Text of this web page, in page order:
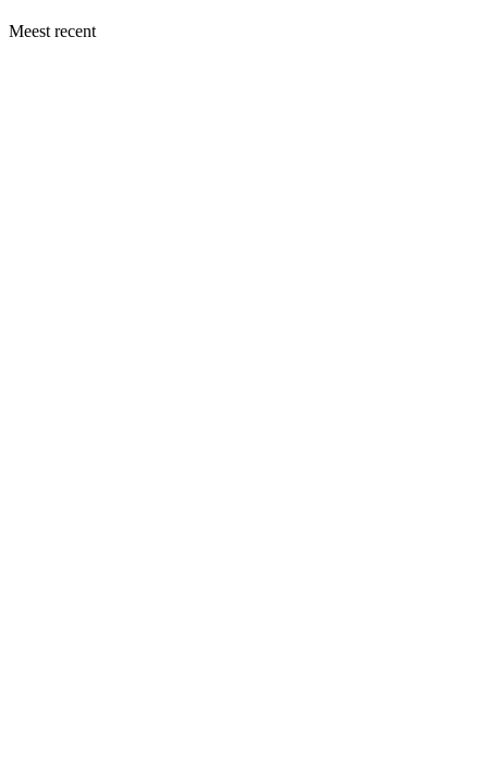
Meest recent